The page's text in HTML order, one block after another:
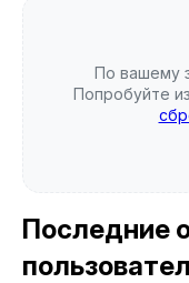
По вашему
Попробуйте
Последние